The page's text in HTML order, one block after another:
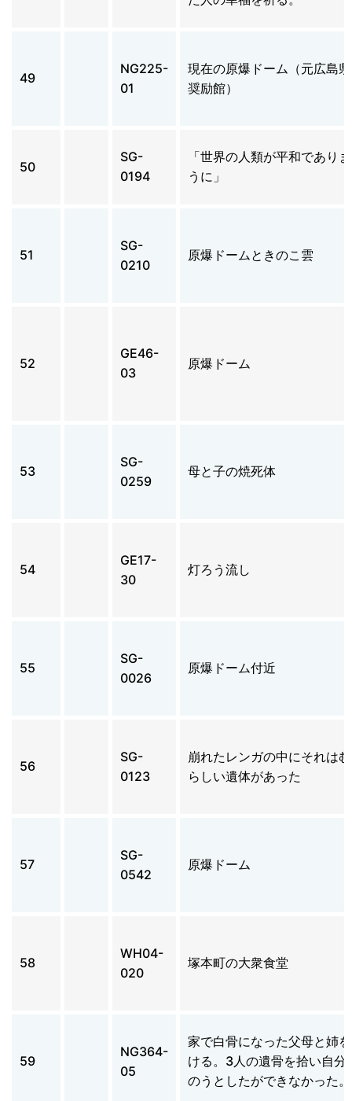
49
NG225-
01
現在の原爆ドーム（元広島
奨励館）
50
SG-
0194
「世界の人類が平和であり
うに」
51
SG-
0210
原爆ドームときのこ雲
52
GE46-
03
原爆ドーム
53
SG-
0259
母と子の焼死体
54
GE17-
30
灯ろう流し
55
SG-
0026
原爆ドーム付近
56
SG-
0123
崩れたレンガの中にそれは
らしい遺体があった
57
SG-
0542
原爆ドーム
58
WH04-
020
塚本町の大衆食堂
59
NG364-
05
家で白骨になった父母と姉
ける。3人の遺骨を拾い自分
のうとしたができなかった。